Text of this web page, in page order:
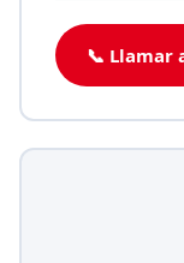
📞 Llamar